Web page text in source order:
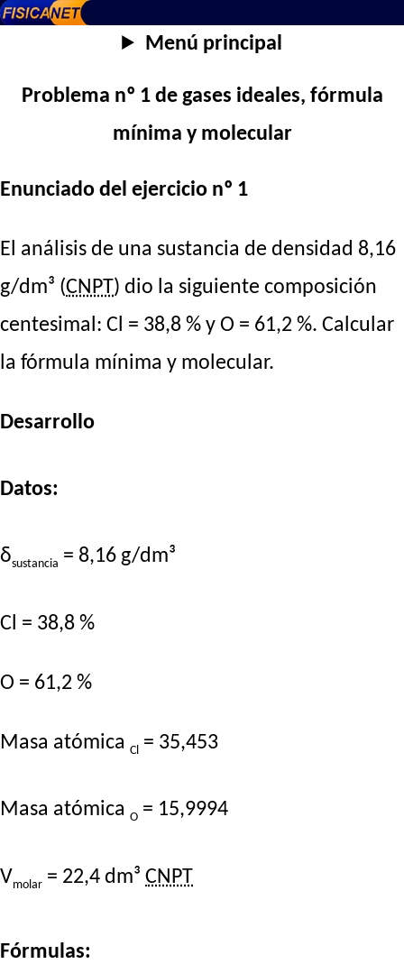
Menú principal
Problema nº 1 de gases ideales, fórmula
mínima y molecular
Enunciado del ejercicio nº 1
El análisis de una sustancia de densidad 8,16
g/dm³ (CNPT) dio la siguiente composición
centesimal: Cl = 38,8 % y O = 61,2 %. Calcular
la fórmula mínima y molecular.
Desarrollo
Datos:
δsustancia = 8,16 g/dm³
Cl = 38,8 %
O = 61,2 %
Masa atómica Cl = 35,453
Masa atómica O = 15,9994
Vmolar = 22,4 dm³ CNPT
Fórmulas: